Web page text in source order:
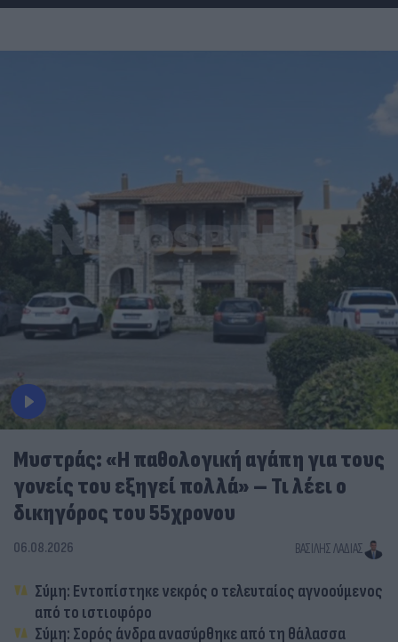
Μυστράς: «Η παθολογική αγάπη για τους
γονείς του εξηγεί πολλά» – Τι λέει ο
δικηγόρος του 55χρονου
06.08.2026 ΒΑΣΊΛΗΣ ΛΑΔΙΆΣ
Σύμη: Εντοπίστηκε νεκρός ο τελευταίος αγνοούμενος
από το ιστιοφόρο
Σύμη: Σορός άνδρα ανασύρθηκε από τη θάλασσα